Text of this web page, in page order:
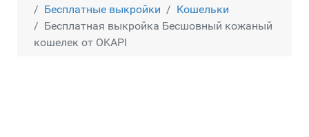
Бесплатные выкройки
Кошельки
Бесплатная выкройка Бесшовный кожаный
кошелек от OKAPI